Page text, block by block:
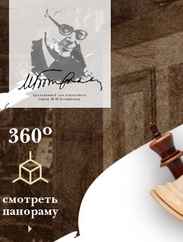
360о
смотреть
панораму